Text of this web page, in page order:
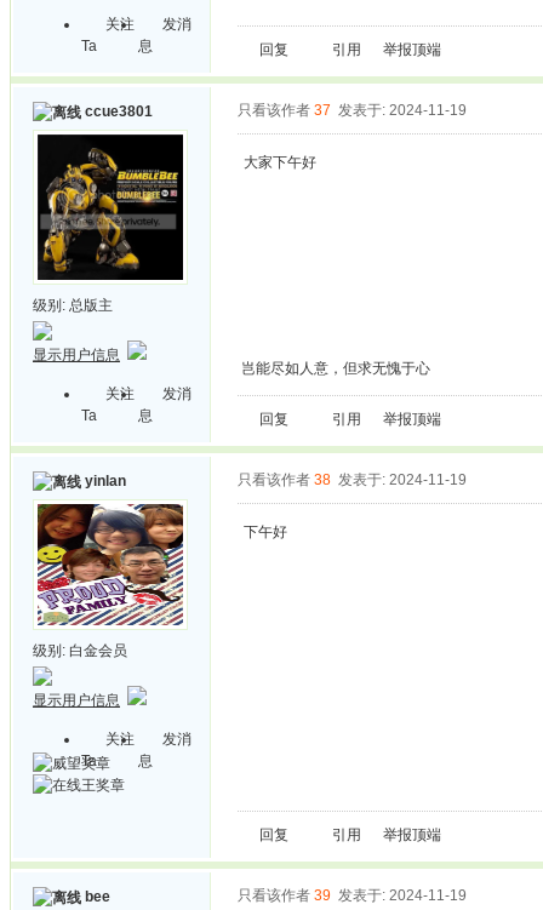
关注
Ta
发消
息
回复 引用 举报顶端
ccue3801
级别: 总版主
显示用户信息
关注
Ta
发消
息
只看该作者 37 发表于: 2024-11-19
大家下午好
岂能尽如人意，但求无愧于心
回复 引用 举报顶端
yinlan
级别: 白金会员
显示用户信息
关注
Ta
发消
息
只看该作者 38 发表于: 2024-11-19
下午好
回复 引用 举报顶端
bee 只看该作者 39 发表于: 2024-11-19